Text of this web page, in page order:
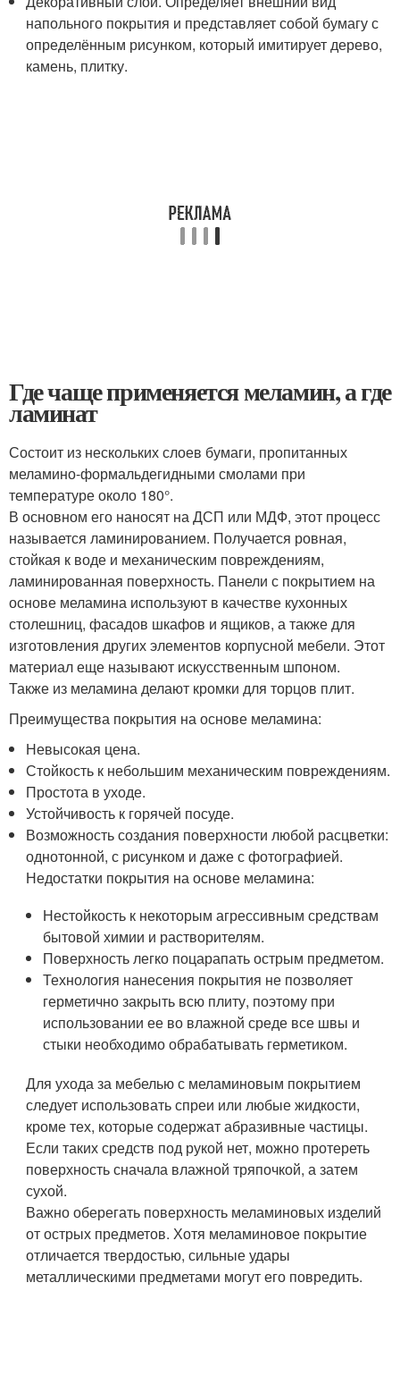
напольного покрытия и представляет собой бумагу с
определённым рисунком, который имитирует дерево,
камень, плитку.
Где чаще применяется меламин, а где
ламинат
Состоит из нескольких слоев бумаги, пропитанных
меламино-формальдегидными смолами при
температуре около 180°.
В основном его наносят на ДСП или МДФ, этот процесс
называется ламинированием. Получается ровная,
стойкая к воде и механическим повреждениям,
ламинированная поверхность. Панели с покрытием на
основе меламина используют в качестве кухонных
столешниц, фасадов шкафов и ящиков, а также для
изготовления других элементов корпусной мебели. Этот
материал еще называют искусственным шпоном.
Также из меламина делают кромки для торцов плит.
Преимущества покрытия на основе меламина:
Невысокая цена.
Стойкость к небольшим механическим повреждениям.
Простота в уходе.
Устойчивость к горячей посуде.
Возможность создания поверхности любой расцветки:
однотонной, с рисунком и даже с фотографией.
Недостатки покрытия на основе меламина:
Нестойкость к некоторым агрессивным средствам
бытовой химии и растворителям.
Поверхность легко поцарапать острым предметом.
Технология нанесения покрытия не позволяет
герметично закрыть всю плиту, поэтому при
использовании ее во влажной среде все швы и
стыки необходимо обрабатывать герметиком.
Для ухода за мебелью с меламиновым покрытием
следует использовать спреи или любые жидкости,
кроме тех, которые содержат абразивные частицы.
Если таких средств под рукой нет, можно протереть
поверхность сначала влажной тряпочкой, а затем
сухой.
Важно оберегать поверхность меламиновых изделий
от острых предметов. Хотя меламиновое покрытие
отличается твердостью, сильные удары
металлическими предметами могут его повредить.